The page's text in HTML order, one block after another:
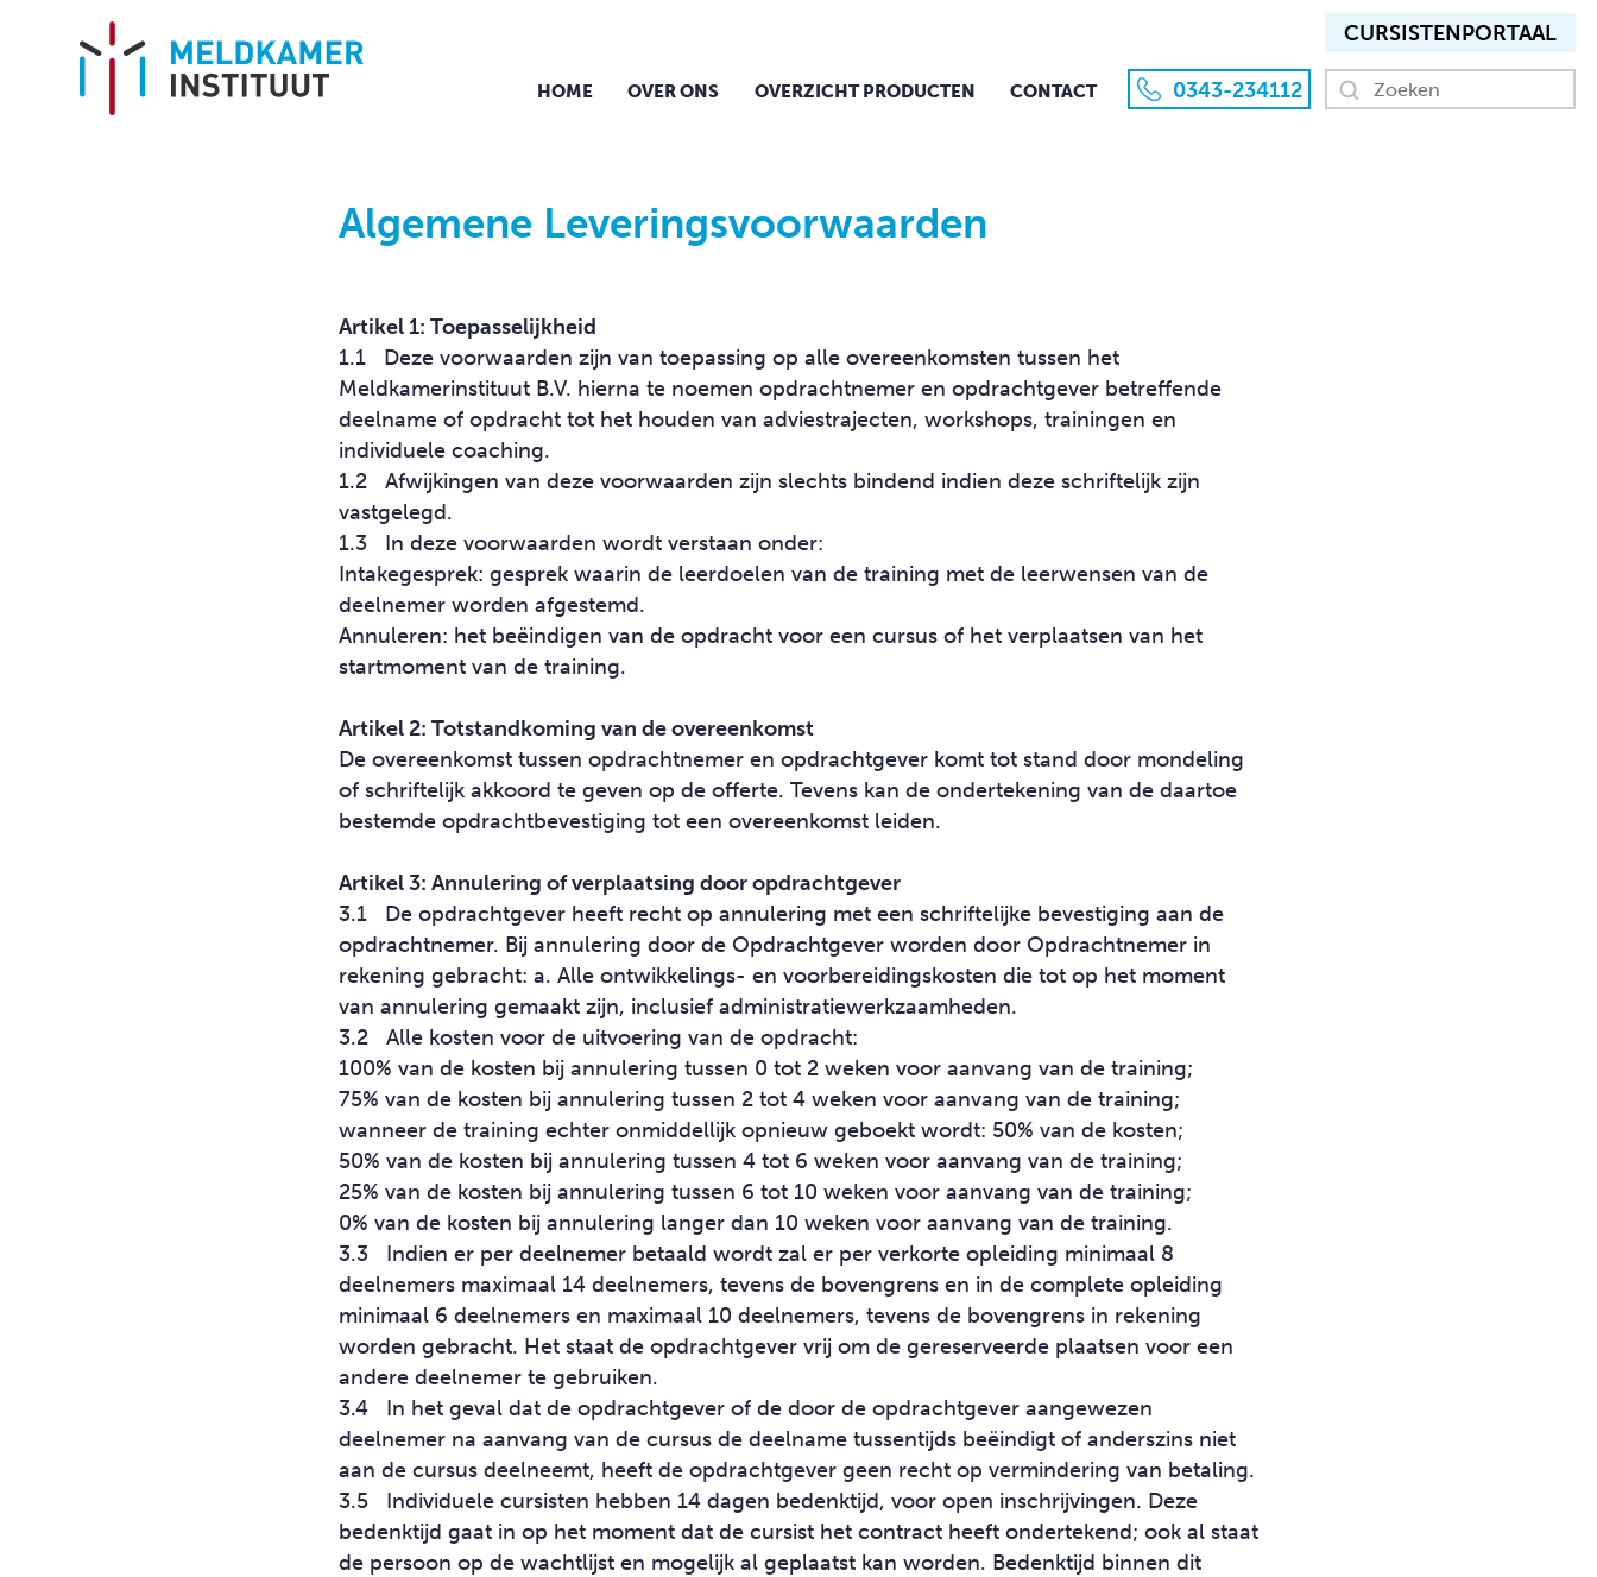
Algemene Leveringsvoorwaarden
Artikel 1: Toepasselijkheid
1.1 Deze voorwaarden zijn van toepassing op alle overeenkomsten tussen het
Meldkamerinstituut B.V. hierna te noemen opdrachtnemer en opdrachtgever betreffende
deelname of opdracht tot het houden van adviestrajecten, workshops, trainingen en
individuele coaching.
1.2 Afwijkingen van deze voorwaarden zijn slechts bindend indien deze schriftelijk zijn
vastgelegd.
1.3 In deze voorwaarden wordt verstaan onder:
Intakegesprek: gesprek waarin de leerdoelen van de training met de leerwensen van de
deelnemer worden afgestemd.
Annuleren: het beëindigen van de opdracht voor een cursus of het verplaatsen van het
startmoment van de training.
Artikel 2: Totstandkoming van de overeenkomst
De overeenkomst tussen opdrachtnemer en opdrachtgever komt tot stand door mondeling
of schriftelijk akkoord te geven op de offerte. Tevens kan de ondertekening van de daartoe
bestemde opdrachtbevestiging tot een overeenkomst leiden.
Artikel 3: Annulering of verplaatsing door opdrachtgever
3.1 De opdrachtgever heeft recht op annulering met een schriftelijke bevestiging aan de
opdrachtnemer. Bij annulering door de Opdrachtgever worden door Opdrachtnemer in
rekening gebracht: a. Alle ontwikkelings- en voorbereidingskosten die tot op het moment
van annulering gemaakt zijn, inclusief administratiewerkzaamheden.
3.2 Alle kosten voor de uitvoering van de opdracht:
100% van de kosten bij annulering tussen 0 tot 2 weken voor aanvang van de training;
75% van de kosten bij annulering tussen 2 tot 4 weken voor aanvang van de training;
wanneer de training echter onmiddellijk opnieuw geboekt wordt: 50% van de kosten;
50% van de kosten bij annulering tussen 4 tot 6 weken voor aanvang van de training;
25% van de kosten bij annulering tussen 6 tot 10 weken voor aanvang van de training;
0% van de kosten bij annulering langer dan 10 weken voor aanvang van de training.
3.3 Indien er per deelnemer betaald wordt zal er per verkorte opleiding minimaal 8
deelnemers maximaal 14 deelnemers, tevens de bovengrens en in de complete opleiding
minimaal 6 deelnemers en maximaal 10 deelnemers, tevens de bovengrens in rekening
worden gebracht. Het staat de opdrachtgever vrij om de gereserveerde plaatsen voor een
andere deelnemer te gebruiken.
3.4 In het geval dat de opdrachtgever of de door de opdrachtgever aangewezen
deelnemer na aanvang van de cursus de deelname tussentijds beëindigt of anderszins niet
aan de cursus deelneemt, heeft de opdrachtgever geen recht op vermindering van betaling.
3.5 Individuele cursisten hebben 14 dagen bedenktijd, voor open inschrijvingen. Deze
bedenktijd gaat in op het moment dat de cursist het contract heeft ondertekend; ook al staat
de persoon op de wachtlijst en mogelijk al geplaatst kan worden. Bedenktijd binnen dit
HOME OVER ONS OVERZICHT PRODUCTEN CONTACT 0343-234112
OVERZICHT PRODUCTEN
CURSISTEN­PORTAAL